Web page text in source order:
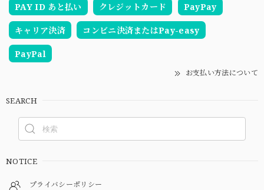
PAY ID あと払い
クレジットカード PayPay
キャリア決済 コンビニ決済またはPay-easy
PayPal
お支払い方法について
SEARCH
NOTICE
プライバシーポリシー